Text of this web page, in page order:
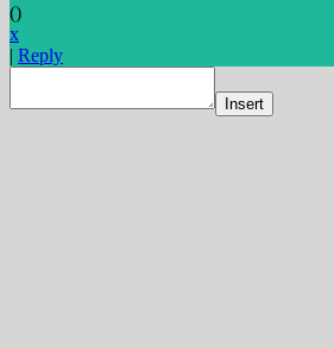
()
x
| Reply
Insert